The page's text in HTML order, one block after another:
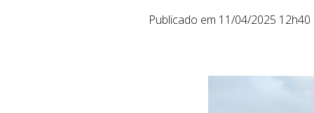
Publicado em 11/04/2025 12h40